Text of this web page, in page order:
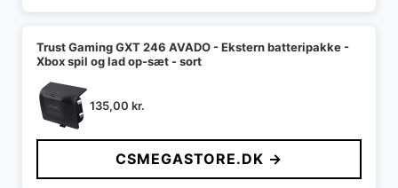
Trust Gaming GXT 246 AVADO - Ekstern batteripakke -
Xbox spil og lad op-sæt - sort
135,00 kr.
CSMEGASTORE.DK →